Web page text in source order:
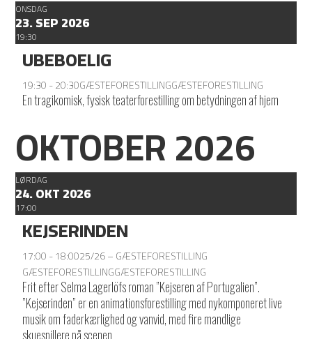
ONSDAG
23. SEP 2026
19:30
UBEBOELIG
19:30 - 20:30GÆSTEFORESTILLINGGÆSTEFORESTILLING
En tragikomisk, fysisk teaterforestilling om betydningen af hjem
OKTOBER 2026
LØRDAG
24. OKT 2026
17:00
KEJSERINDEN
17:00 - 18:0025/26 – GÆSTEFORESTILLING
GÆSTEFORESTILLINGGÆSTEFORESTILLING
Frit efter Selma Lagerlöfs roman ”Kejseren af Portugalien”.
”Kejserinden” er en animationsforestilling med nykomponeret live
musik om faderkærlighed og vanvid, med fire mandlige
skuespillere på scenen